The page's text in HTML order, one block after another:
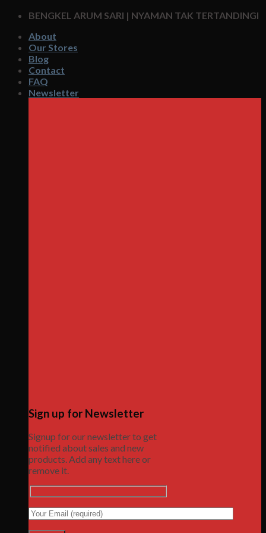
Skip
content
BENGKEL ARUM SARI | NYAMAN TAK TERTANDINGI
About
Our Stores
Blog
Contact
FAQ
Newsletter
Sign up for Newsletter
Signup for our newsletter to get
notified about sales and new
products. Add any text here or
remove it.